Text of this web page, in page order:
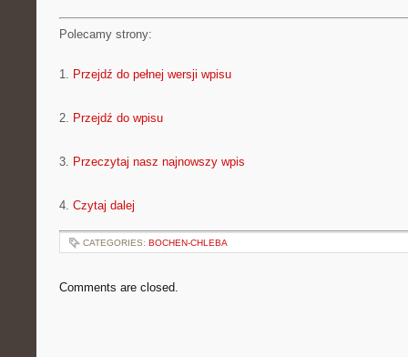
Polecamy strony:
1. Przejdź do pełnej wersji wpisu
2. Przejdź do wpisu
3. Przeczytaj nasz najnowszy wpis
4. Czytaj dalej
CATEGORIES: BOCHEN-CHLEBA
Comments are closed.